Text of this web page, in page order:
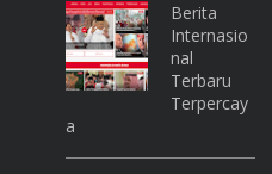
Berita
Internasio
Nal
Terbaru
Terpercay
A